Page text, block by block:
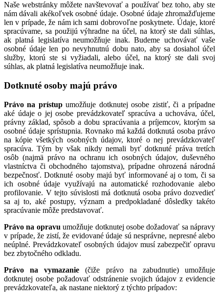
Naše webstránky môžete navštevovať a používať bez toho, aby ste
nám dávali akékoľvek osobné údaje. Osobné údaje zhromažďujeme
len v prípade, že nám ich sami dobrovoľne poskytnete. Údaje, ktoré
spracúvame, sa použijú výhradne na účel, na ktorý ste dali súhlas,
ak platná legislatíva neumožňuje inak. Budeme uchovávať vaše
osobné údaje len po nevyhnutnú dobu nato, aby sa dosiahol účel
služby, ktorú ste si vyžiadali, alebo účel, na ktorý ste dali svoj
súhlas, ak platná legislatíva neumožňuje inak.
Dotknuté osoby majú právo
Právo na prístupumožňuje dotknutej osobe zistiť, či a prípadne
aké údaje o jej osobe prevádzkovateľ spracúva a uchováva, účel,
právny základ, spôsob a dobu spracúvania a príjemcov, ktorým sa
osobné údaje sprístupnia. Rovnako má každá dotknutá osoba právo
na kópie všetkých osobných údajov, ktoré o nej prevádzkovateľ
spracúva. Tým by však nikdy nemali byť dotknuté práva tretích
osôb (najmä právo na ochranu ich osobných údajov, duševného
vlastníctva či obchodného tajomstva), prípadne ohrozená národná
bezpečnosť. Dotknuté osoby majú byť informované aj o tom, či sa
ich osobné údaje využívajú na automatické rozhodovanie alebo
profilovanie. V tejto súvislosti má dotknutá osoba právo dozvedieť
sa aj to, aké postupy, význam a predpokladané dôsledky takéto
spracúvanie môže predstavovať.
Právo na opravu umožňuje dotknutej osobe dožadovať sa nápravy
v prípade, že zistí, že evidované údaje sú nesprávne, nepresné alebo
neúplné. Prevádzkovateľ osobných údajov musí zabezpečiť opravu
bez zbytočného odkladu.
Právo na vymazanie (čiže právo na zabudnutie) umožňuje
dotknutej osobe požadovať odstránenie svojich údajov z evidencie
prevádzkovateľa, ak nastane niektorý z týchto prípadov: